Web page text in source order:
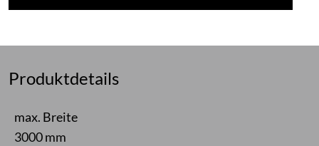
Produktdetails
max. Breite
3000 mm